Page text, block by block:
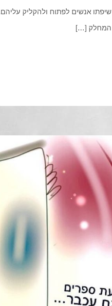
שיפתו אנשים לפתוח ולהקליק
המחלק […]